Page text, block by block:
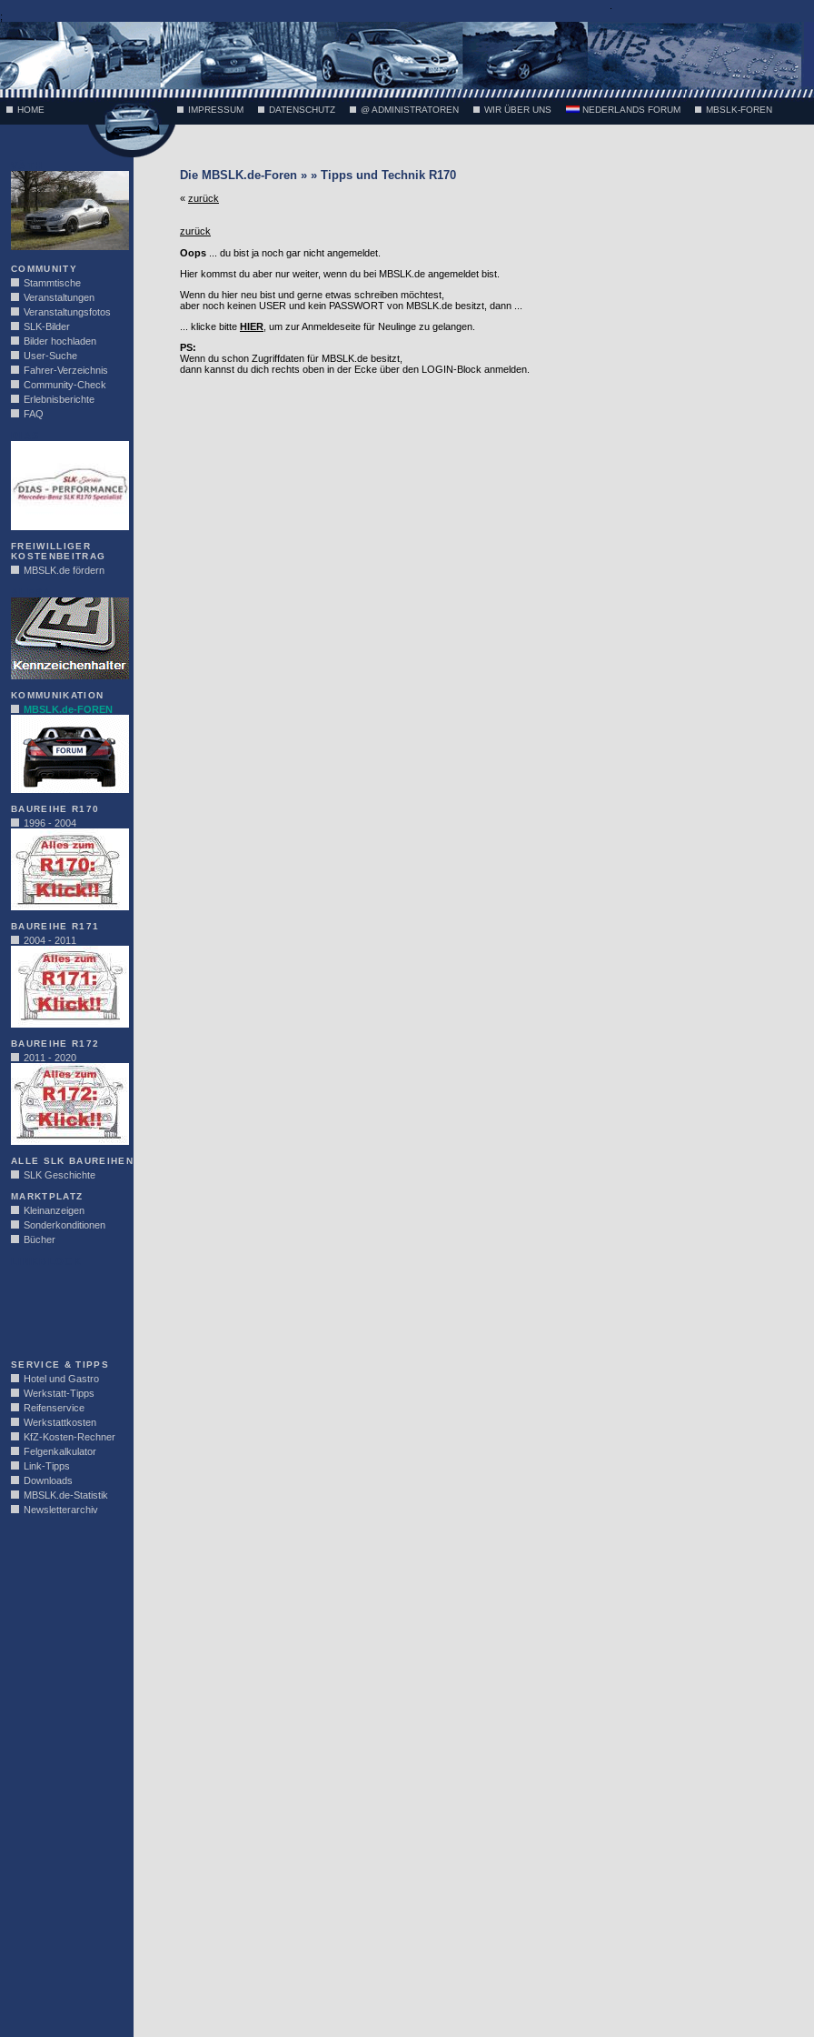
;
HOME IMPRESSUM DATENSCHUTZ @ ADMINISTRATOREN WIR ÜBER UNS NEDERLANDS FORUM MBSLK-FOREN
COMMUNITY
Stammtische
Veranstaltungen
Veranstaltungsfotos
SLK-Bilder
Bilder hochladen
User-Suche
Fahrer-Verzeichnis
Community-Check
Erlebnisberichte
FAQ
FREIWILLIGER
KOSTENBEITRAG
MBSLK.de fördern
KOMMUNIKATION
MBSLK.de-FOREN
BAUREIHE R170
1996 - 2004
BAUREIHE R171
2004 - 2011
BAUREIHE R172
2011 - 2020
ALLE SLK BAUREIHEN
SLK Geschichte
MARKTPLATZ
Kleinanzeigen
Sonderkonditionen
Bücher
SERVICE & TIPPS
Hotel und Gastro
Werkstatt-Tipps
Reifenservice
Werkstattkosten
KfZ-Kosten-Rechner
Felgenkalkulator
Link-Tipps
Downloads
MBSLK.de-Statistik
Newsletterarchiv
Die MBSLK.de-Foren » » Tipps und Technik R170
« zurück
zurück
Oops ... du bist ja noch gar nicht angemeldet.
Hier kommst du aber nur weiter, wenn du bei MBSLK.de angemeldet bist.
Wenn du hier neu bist und gerne etwas schreiben möchtest,
aber noch keinen USER und kein PASSWORT von MBSLK.de besitzt, dann ...
... klicke bitte HIER , um zur Anmeldeseite für Neulinge zu gelangen.
PS:
Wenn du schon Zugriffdaten für MBSLK.de besitzt,
dann kannst du dich rechts oben in der Ecke über den LOGIN-Block anmelden.